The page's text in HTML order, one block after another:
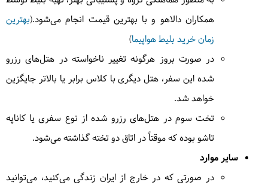
دوشنبه July 7, 2025 | 1404/04/16
پس از صبحانه گشت در شبه جزیره هلال شامل
در دریاچه رویایی نایواشا و تماشای اسب‌های آبی، عقاب‌های
ماهی‌گیر و دیگر پرندگان زیبای دریاچه،خواهیم داشت. بعد
از ظهر وقت آزاد در
= لوج نایواشا
سه‌شنبه July 8, 2025 | 1404/04/17
همکاران دالاهو و با بهترین قیمت انجام می‌شود.(بهترین
زمان خرید بلیط هواپیما)
در صورت بروز هرگونه تغییر ناخواسته در هتل‌های رزرو
شده این سفر، هتل دیگری با کلاس برابر یا بالاتر جایگزین
خواهد شد.
تخت سوم در هتل‌های رزرو شده از نوع سفری یا کاناپه
تاشو بوده که موقتاً در اتاق دو تخته گذاشته می‌شود.
سایر موارد
در صورتی که در خارج از ایران زندگی می‌کنید، می‌توانید